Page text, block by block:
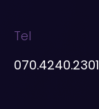
Tel
070.4240.2301